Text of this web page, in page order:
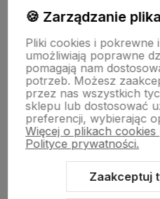
Obsługa hurtowa
Sklep internetowy Shoper
🍪 Zarządzanie
Pliki cookies i pokrewne
umożliwiają poprawne
pomagają nam
potrzeb. Możesz
przez nas wszystkich
sklepu lub dostosować
preferencji, wybierając
Więcej o plikach
Polityce prywatności.
Zaakceptuj